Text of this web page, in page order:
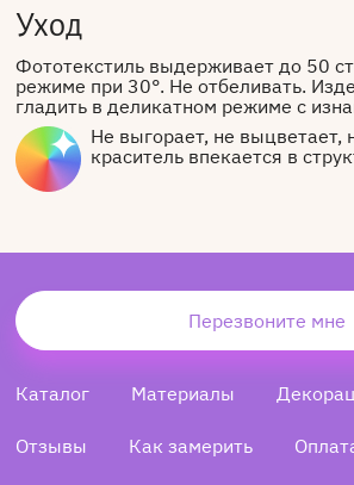
Уход
Фототекстиль выдерживает до 50
режиме при 30°. Не отбеливать.
гладить в деликатном режиме с
Не выгорает, не выцветает,
краситель впекается в
Перезвоните мне
Каталог Материалы
Отзывы Как замерить